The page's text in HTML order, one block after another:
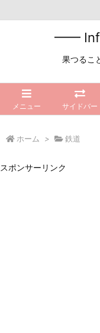
━━
果つるこ
メニュー サイドバー
ホーム > 鉄道
スポンサーリンク